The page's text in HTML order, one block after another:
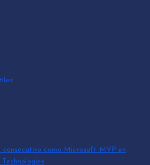
consecutivo como Microsoft MVP en